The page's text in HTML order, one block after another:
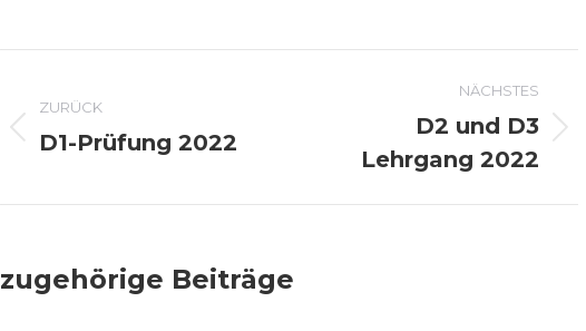
KOMMENTARNAVIGATION
ZURÜCK
Vorheriger
D1-Prüfung 2022
NÄCHSTES
Beitrag:
D2 und D3
Lehrgang 2022
zugehörige Beiträge